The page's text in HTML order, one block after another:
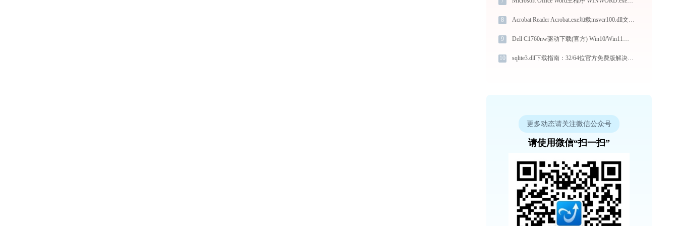
8 Acrobat Reader Acrobat.exe加载msvcr100.dll文件丢失处理办法
9 Dell C1760nw驱动下载(官方) Win10/Win11支持
10 sqlite3.dll下载指南：32/64位官方免费版解决DLL缺失问题
更多动态请关注微信公众号
请使用微信“扫一扫”